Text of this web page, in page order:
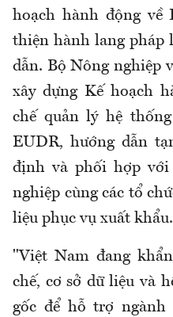
hoạch hành động về
thiện hành lang pháp
dẫn. Bộ Nông nghiệp
xây dựng Kế hoạch
chế quản lý hệ
EUDR, hướng dẫn
định và phối hợp với
nghiệp cùng các tổ
liệu phục vụ xuất khẩu.
"Việt Nam đang
chế, cơ sở dữ liệu và
gốc để hỗ trợ ngành